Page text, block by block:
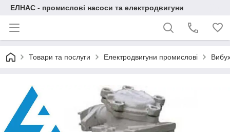
ЕЛНАС - промислові насоси та електродвигуни
Товари та послуги Електродвигуни промислові